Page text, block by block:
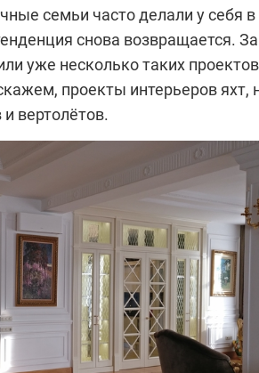
семьи часто делали у себя в
снова возвращается. За
уже несколько таких
проекты интерьеров яхт,
вертолётов.